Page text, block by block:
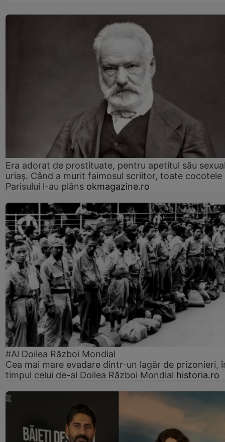
Era adorat de prostituate, pentru apetitul său
uriaș. Când a murit faimosul scriitor, toate cocotele
Parisului l-au plâns okmagazine.ro
#Al Doilea Război Mondial
Cea mai mare evadare dintr-un lagăr de prizonieri,
timpul celui de-al Doilea Război Mondial historia.ro